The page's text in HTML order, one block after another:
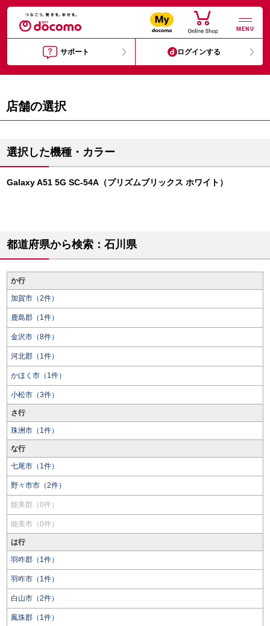
MENU
サポート ログインする
店舗の選択
選択した機種・カラー
Galaxy A51 5G SC-54A（プリズムブリックス ホワイト）
都道府県から検索：石川県
か行
加賀市（2件）
鹿島郡（1件）
金沢市（8件）
河北郡（1件）
かほく市（1件）
小松市（3件）
さ行
珠洲市（1件）
な行
七尾市（1件）
野々市市（2件）
能美郡（0件）
能美市（0件）
は行
羽咋郡（1件）
羽咋市（1件）
白山市（2件）
鳳珠郡（1件）